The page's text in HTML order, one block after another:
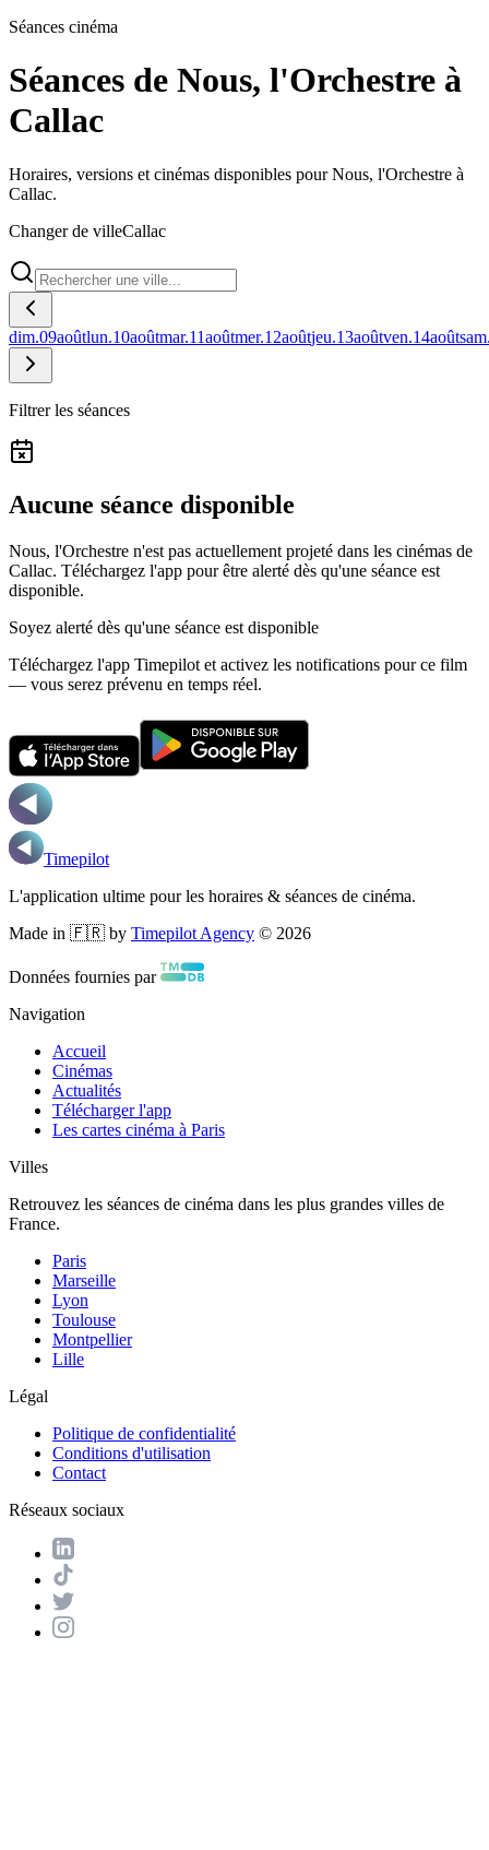
Séances cinéma
Séances de Nous, l'Orchestre à
Callac
Horaires, versions et cinémas disponibles pour Nous, l'Orchestre à
Callac.
Changer de villeCallac
dim.09aoûtlun.10aoûtmar.11aoûtmer.12aoûtjeu.13aoûtven.14août
Filtrer les séances
Aucune séance disponible
Nous, l'Orchestre n'est pas actuellement projeté dans les cinémas de
Callac. Téléchargez l'app pour être alerté dès qu'une séance est
disponible.
Soyez alerté dès qu'une séance est disponible
Téléchargez l'app Timepilot et activez les notifications pour ce film
— vous serez prévenu en temps réel.
Timepilot
L'application ultime pour les horaires & séances de cinéma.
Made in 🇫🇷 by Timepilot Agency © 2026
Données fournies par
Navigation
Accueil
Cinémas
Actualités
Télécharger l'app
Les cartes cinéma à Paris
Villes
Retrouvez les séances de cinéma dans les plus grandes villes de
France.
Paris
Marseille
Lyon
Toulouse
Montpellier
Lille
Légal
Politique de confidentialité
Conditions d'utilisation
Contact
Réseaux sociaux